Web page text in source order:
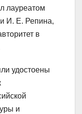
лауреатом
И. Е. Репина,
в
удостоены
и